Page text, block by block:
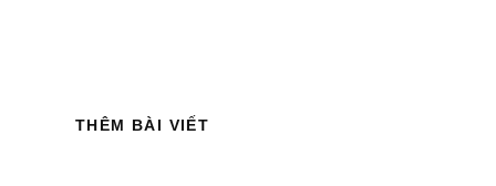
THÊM BÀI VIẾT